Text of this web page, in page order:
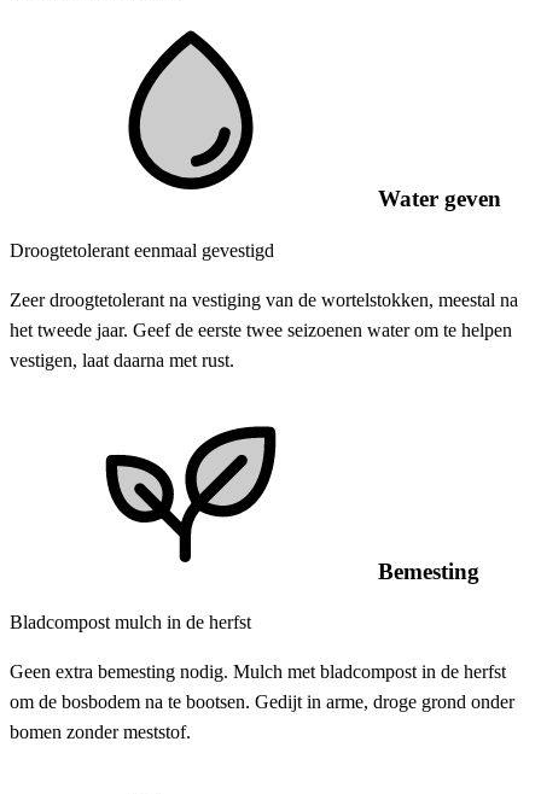
Water geven
Droogtetolerant eenmaal gevestigd
Zeer droogtetolerant na vestiging van de wortelstokken, meestal na
het tweede jaar. Geef de eerste twee seizoenen water om te helpen
vestigen, laat daarna met rust.
Bemesting
Bladcompost mulch in de herfst
Geen extra bemesting nodig. Mulch met bladcompost in de herfst
om de bosbodem na te bootsen. Gedijt in arme, droge grond onder
bomen zonder meststof.